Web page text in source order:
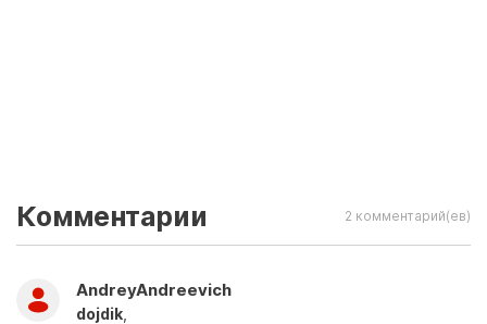
Комментарии 2 комментарий(ев)
AndreyAndreevich
dojdik